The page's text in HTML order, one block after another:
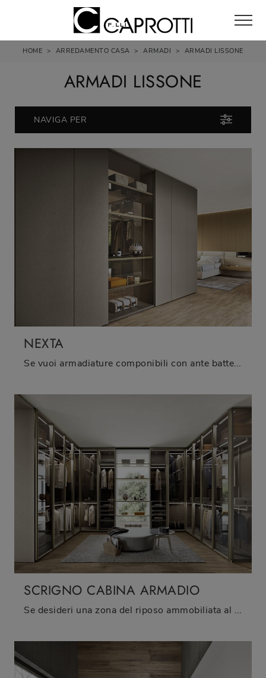
HOME > ARREDAMENTO CASA > ARMADI > ARMADI LISSONE
ARMADI LISSONE
NAVIGA PER
NEXTA
Se vuoi armadiature componibili con ante battenti, clicca e scopri l'armadio Nexta di Sangiacomo in melaminico.
SCRIGNO CABINA ARMADIO
Se desideri una zona del riposo ammobiliata al meglio, scegli l'armadio Scrigno Cabina Armadio con ante battenti di Sangiacomo!